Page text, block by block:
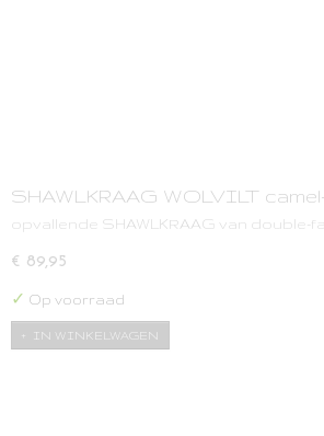
SHAWLKRAAG WOLVILT
opvallende SHAWLKRAAG van double-
€ 89,95
✓ Op voorraad
IN WINKELWAGEN